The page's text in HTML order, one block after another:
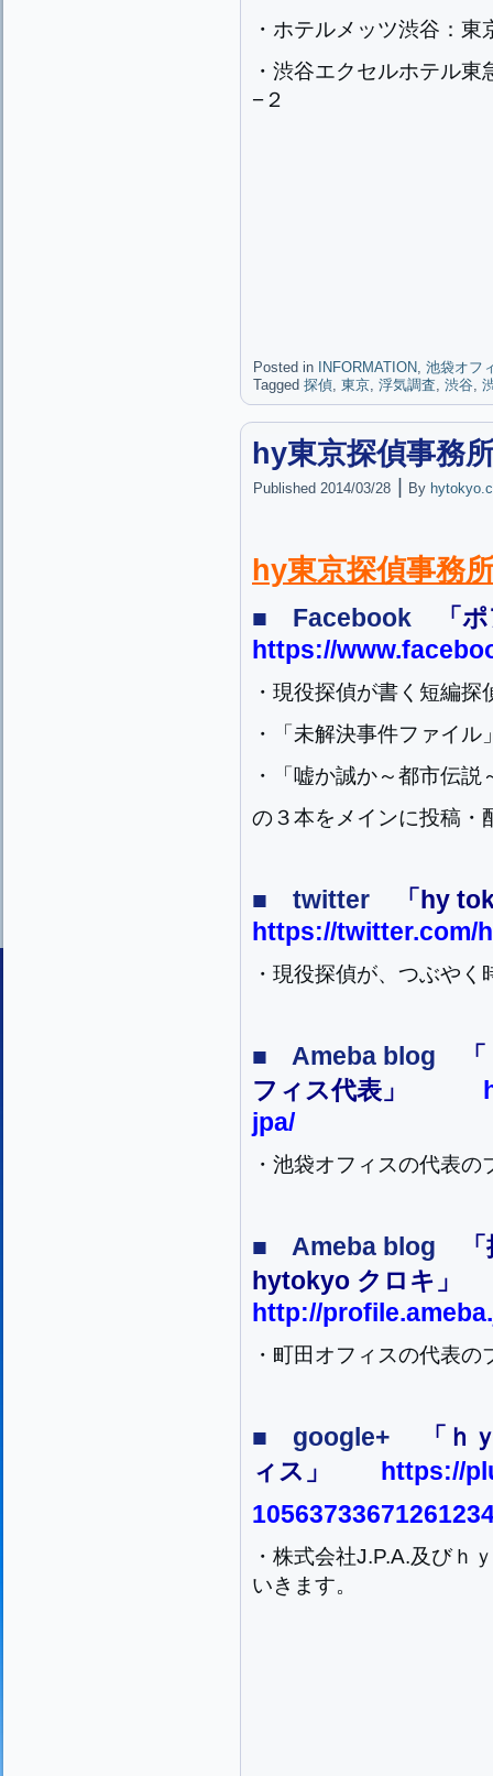
・ホテルメッツ渋谷：
・渋谷エクセルホテル
−２
Posted in INFORMATION, 池袋オフ
Tagged 探偵, 東京, 浮気調査, 渋谷,
hy東京探偵事務
Published 2014/03/28 By
hy東京探偵事務
■ Facebook
「
https://
・現役探偵が書く短編探
・「未解決事件ファイル
・「嘘か誠か～都市伝説
の３本をメインに投稿・
■ twitter
「hy
https://twitter.com/
・現役探偵が、つぶや
■ Ameba blog
フィス代表」
jpa/
・池袋オフィスの代表の
■ Ameba blog
hytokyo クロキ」
http://
・町田オフィスの代表の
■ google+
「
ィス」
https://
・株式会社J.P.A.及びｈ
いきます。